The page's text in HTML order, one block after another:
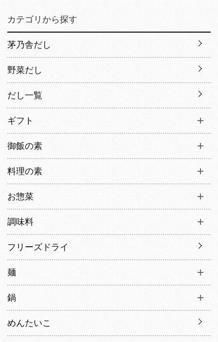
カテゴリから探す
茅乃舎だし
野菜だし
だし一覧
ギフト
御飯の素
料理の素
お惣菜
調味料
フリーズドライ
麺
鍋
めんたいこ